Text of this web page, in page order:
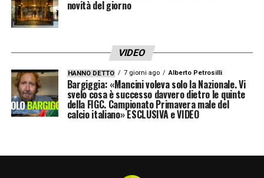
novità del giorno
VIDEO
HANNO DETTO 7 giorni ago Alberto Petrosilli
Bargiggia: «Mancini voleva solo la Nazionale. Vi
svelo cosa è successo davvero dietro le quinte
della FIGC. Campionato Primavera male del
calcio italiano» ESCLUSIVA e VIDEO